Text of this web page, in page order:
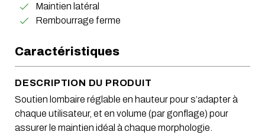
Maintien latéral
Rembourrage ferme
Caractéristiques
DESCRIPTION DU PRODUIT
Soutien lombaire réglable en hauteur pour s’adapter à
chaque utilisateur, et en volume (par gonflage) pour
assurer le maintien idéal à chaque morphologie.